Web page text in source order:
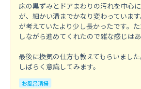
床の黒ずみとドアまわりの汚れを中心
が、細かい溝までかなり変わっていま
が考えていたより少し長かったです。
しながら進めてくれたので雑な感じはあ
最後に換気の仕方も教えてもらいまし
しばらく意識してみます。
お風呂清掃